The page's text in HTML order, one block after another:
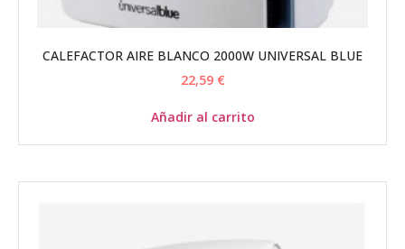
CALEFACTOR AIRE BLANCO 2000W UNIVERSAL BLUE
22,59 €
Añadir al carrito